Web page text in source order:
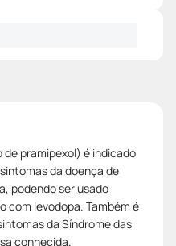
de pramipexol) é indicado
da doença de
podendo ser usado
com levodopa. Também é
da Síndrome das
conhecida.